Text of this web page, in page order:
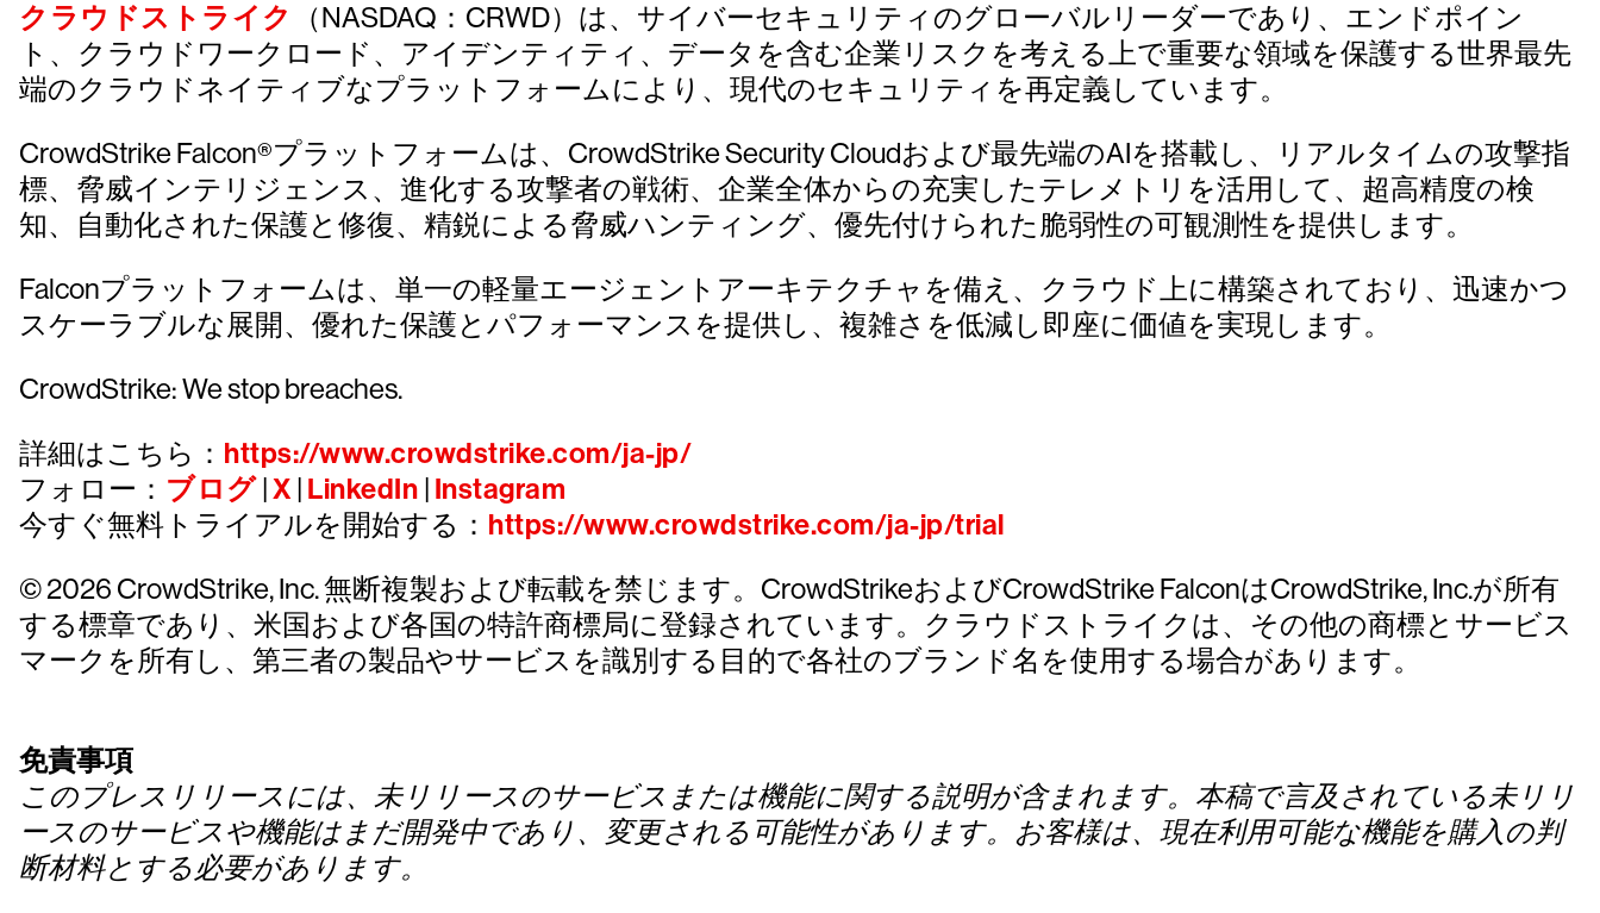
クラウドストライク
（NASDAQ：CRWD）は、サイバーセキュリティのグローバルリーダーであり、エンドポイン
ト、クラウドワークロード、アイデンティティ、データを含む企業リスクを考える上で重要な領域を保護する世界最先
端のクラウドネイティブなプラットフォームにより、現代のセキュリティを再定義しています。
CrowdStrike Falcon®プラットフォームは、CrowdStrike Security Cloudおよび最先端のAIを搭載し、リアルタイムの攻撃指
標、脅威インテリジェンス、進化する攻撃者の戦術、企業全体からの充実したテレメトリを活用して、超高精度の検
知、自動化された保護と修復、精鋭による脅威ハンティング、優先付けられた脆弱性の可観測性を提供します。
Falconプラットフォームは、単一の軽量エージェントアーキテクチャを備え、クラウド上に構築されており、迅速かつ
スケーラブルな展開、優れた保護とパフォーマンスを提供し、複雑さを低減し即座に価値を実現します。
CrowdStrike: We stop breaches.
詳細はこちら： https://www.crowdstrike.com/ja-jp/
フォロー： ブログ| X LinkedIn Instagram
今すぐ無料トライアルを開始する： https://www.crowdstrike.com/ja-jp/trial
© 2026 CrowdStrike, Inc. 無断複製および転載を禁じます。CrowdStrikeおよびCrowdStrike FalconはCrowdStrike, Inc.が所有
する標章であり、米国および各国の特許商標局に登録されています。クラウドストライクは、その他の商標とサービス
マークを所有し、第三者の製品やサービスを識別する目的で各社のブランド名を使用する場合があります。
免責事項
このプレスリリースには、未リリースのサービスまたは機能に関する説明が含まれます。本稿で言及されている未リリ
ースのサービスや機能はまだ開発中であり、変更される可能性があります。お客様は、現在利用可能な機能を購入の判
断材料とする必要があります。